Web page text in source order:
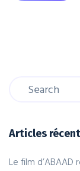
Articles
Le film